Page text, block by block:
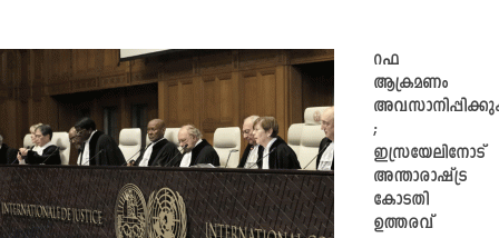
റഫ
ആക്രമണം
;
ഇസ്രയേലിനോട്
അന്താരാഷ്‌ട്ര
കോടതി
ഉത്തരവ്